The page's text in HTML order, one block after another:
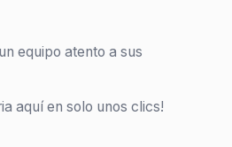
equipo atento a sus
aquí en solo unos clics!